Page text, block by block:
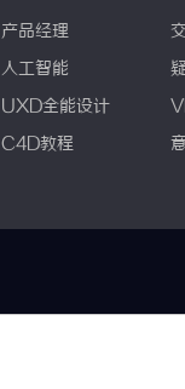
产品经理
人工智能
UXD全能设计
C4D教程